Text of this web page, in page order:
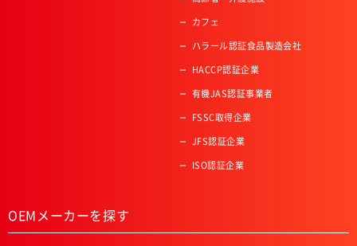
カフェ
ハラール認証食品製造会社
HACCP認証企業
有機JAS認証事業者
FSSC取得企業
JFS認証企業
ISO認証企業
OEMメーカーを探す